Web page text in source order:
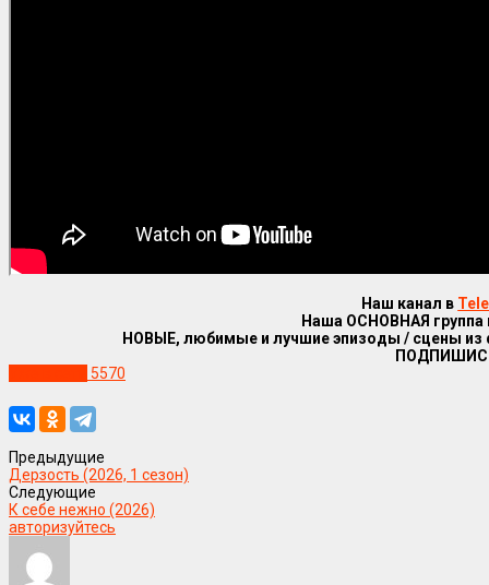
Наш канал в
Наша ОСНОВНАЯ группа
НОВЫЕ, любимые и лучшие эпизоды / сцены
5570
Предыдущие
Дерзость (2026, 1 сезон)
Следующие
К себе нежно (2026)
авторизуйтесь